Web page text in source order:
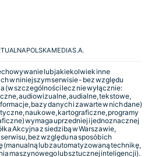
POLSKA MEDIA S.A.
lub jakiekolwiek inne
w niniejszym serwisie - bez względu
(w szczególności lecz nie wyłącznie:
audiowizualne, audialne, tekstowe,
bazy danych i zawarte w nich dane)
naukowe, kartograficzne, programy
wymaga uprzedniej i jednoznacznej
Akcyjna z siedzibą w Warszawie,
bez względu na sposób ich
(manualną lub zautomatyzowaną technikę,
maszynowego lub sztucznej inteligencji).